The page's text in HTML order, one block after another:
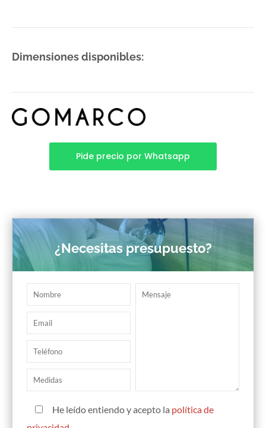
Dimensiones disponibles:
Pide precio por Whatsapp
¿Necesitas presupuesto?
He leído entiendo y acepto la política de